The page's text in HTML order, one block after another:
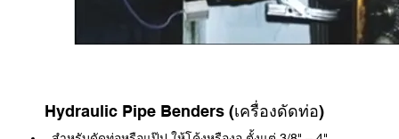
Hydraulic Pipe Benders (เครื่องดัดท่อ)